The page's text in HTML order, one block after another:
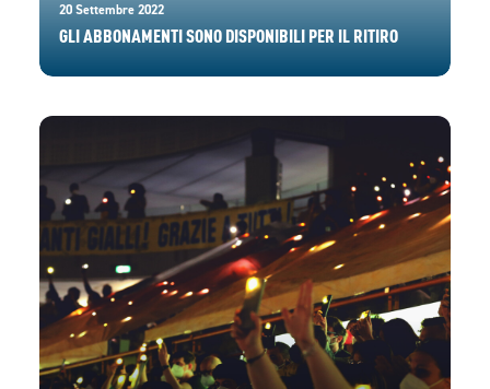
20 Settembre 2022
GLI ABBONAMENTI SONO DISPONIBILI PER IL RITIRO